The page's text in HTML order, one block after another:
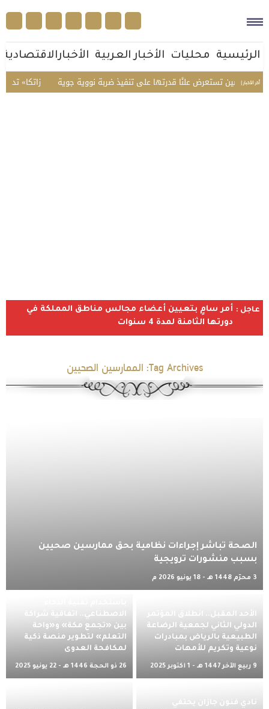
الرئيسية محليات الأخبار العربية الأخبارالاقتصادية
أخر الأخبار | «زاتكا» تدعو الصين تستعرض علنًا قدرتها على تنفيذ ضربة نووية جوية
عاجل : أمر سامٍ بتعيين أعضاء مجالس مناطق المملكة في
دورتها الثامنة لمدة 4 سنوات
Tag Archives: الممارسين الصحيين
الصحة تباشر إجراءات نظامية بحق ممارسين صحيين
بسبب منشورات ترويجية
3 محرّم 1448 هـ - 18 يونيو 2026 م
الأحد المقبل.. انطلاق المؤتمر
الدولي الثاني لجمعية الرضاعة
الطبيعية بالرياض بمبادرات
نوعية وتكريم للأمهات
9 ربيع الآخر 1447 هـ - 1 أكتوبر 2025
الاصطناعي.. اتفاقية شراكة
بين «تجمع مكة» و«واحة
التعلم» لتطوير منصة ذكية
لمكافحة العدوى
26 ذو الحجة 1446 هـ - 22 يونيو 2025
نادي فنون جازان يحتفي